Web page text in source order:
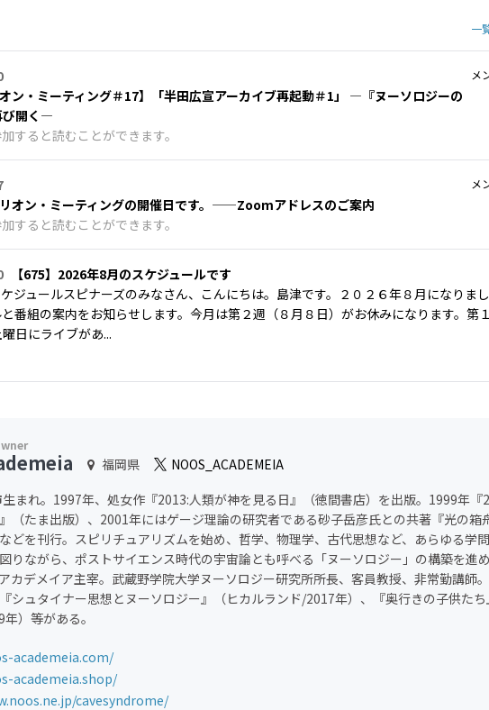
一
ン・ミーティング＃17】「半田広宣アーカイブ再起動＃1」 ―『ヌーソロジーの
び開く―
メ
すると読むことができます。
リオン・ミーティングの開催日です。——Zoomアドレスのご案内
メ
すると読むことができます。
【675】2026年8月のスケジュールです
ジュールスピナーズのみなさん、こんにちは。島津です。２０２６年８月になりま
番組の案内をお知らせします。今月は第２週（８月８日）がお休みになります。第
日にライブがあ...
福岡県
NOOS_ACADEMEIA
まれ。1997年、処女作『2013:人類が神を見る日』（徳間書店）を出版。1999年『
（たま出版）、2001年にはゲージ理論の研究者である砂子岳彦氏との共著『光の箱
などを刊行。スピリチュアリズムを始め、哲学、物理学、古代思想など、あらゆる学
りながら、ポストサイエンス時代の宇宙論とも呼べる「ヌーソロジー」の構築を進
カデメイア主宰。武蔵野学院大学ヌーソロジー研究所所長、客員教授、非常勤講師
シュタイナー思想とヌーソロジー』（ヒカルランド/2017年）、『奥行きの子供たち
年）等がある。
academeia.com/
academeia.shop/
cavesyndrome/